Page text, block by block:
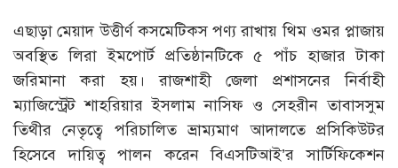
এছাড়া মেয়াদ উত্তীর্ণ কসমেটিকস পণ্য রাখায় থিম ওমর প্লাজায়
অবস্থিত লিরা ইমপোর্ট প্রতিষ্ঠানটিকে ৫ পাঁচ হাজার টাকা
জরিমানা করা হয়। রাজশাহী জেলা প্রশাসনের নির্বাহী
ম্যাজিস্ট্রেট শাহরিয়ার ইসলাম নাসিফ ও সেহরীন তাবাসসুম
তিথীর নেতৃত্বে পরিচালিত ভ্রাম্যমাণ আদালতে প্রসিকিউটর
হিসেবে দায়িত্ব পালন করেন বিএসটিআই’র সার্টিফিকেশন